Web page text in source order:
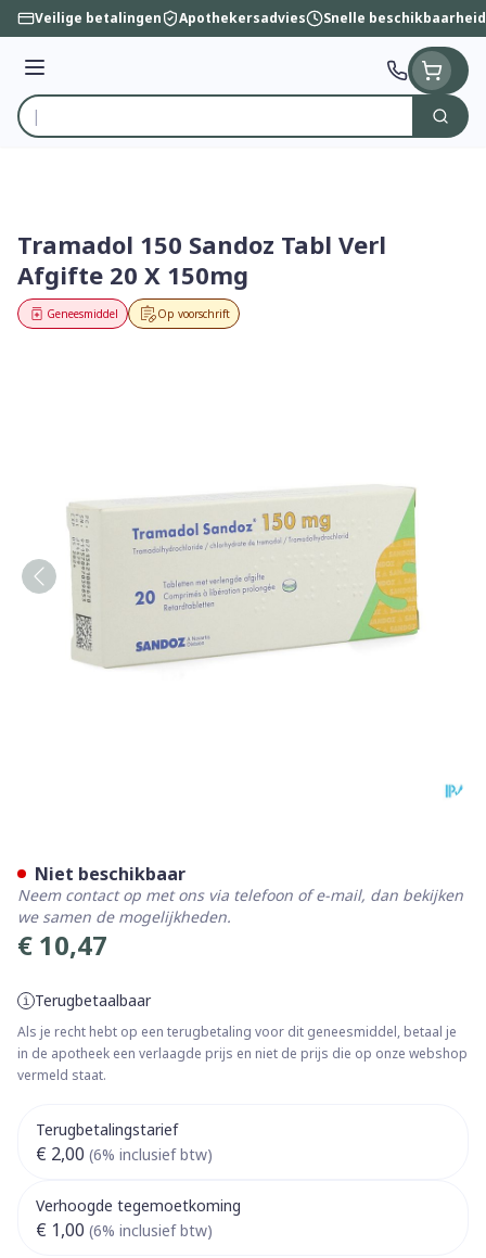
Ga naar de inhoud
Veilige betalingen Apothekersadvies Snelle beschikbaarheid
Menu
Product, merk, categorie...
Zoek
Tramadol 150 Sandoz Tabl Verl
Afgifte 20 X 150mg
Op voorschrift
Geneesmiddel
€ 10,47
Terugbetaalbaar
Als je recht hebt op een terugbetaling voor dit geneesmiddel, betaal je
in de apotheek een verlaagde prijs en niet de prijs die op onze webshop
vermeld staat.
Terugbetalingstarief
€ 2,00 (6% inclusief btw)
Verhoogde tegemoetkoming
€ 1,00 (6% inclusief btw)
Niet beschikbaar
Neem contact op met ons via telefoon of e-mail, dan bekijken
we samen de mogelijkheden.